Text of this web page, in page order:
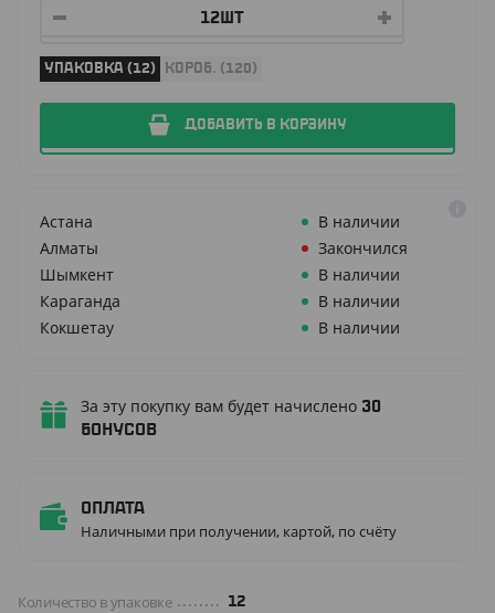
УПАКОВКА (12) КОРОБ. (120)
ДОБАВИТЬ В КОРЗИНУ
Астана
В наличии
Алматы
Закончился
Шымкент
В наличии
Караганда
В наличии
Кокшетау
В наличии
За эту покупку вам будет начислено 30
бонусов
Оплата
Наличными при получении, картой, по счёту
Количество в упаковке 12